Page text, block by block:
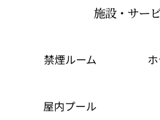
施設・サー
禁煙ルーム
屋内プール